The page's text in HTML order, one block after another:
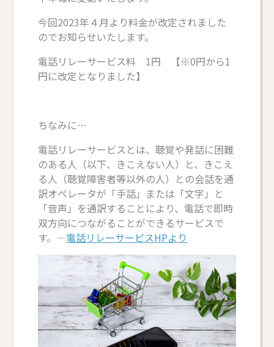
今回2023年４月より料金が改定されました
のでお知らせいたします。
電話リレーサービス料 1円 【※0円から1
円に改定となりました】
ちなみに…
電話リレーサービスとは、聴覚や発話に困難
のある人（以下、きこえない人）と、きこえ
る人（聴覚障害者等以外の人）との会話を通
訳オペレータが「手話」または「文字」と
「音声」を通訳することにより、電話で即時
双方向につながることができるサービスで
す。―電話リレーサービスHPより